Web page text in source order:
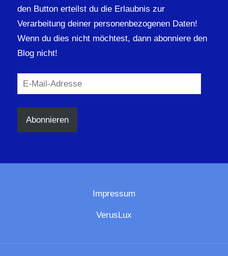
den Button erteilst du die Erlaubnis zur
Verarbeitung deiner personenbezogenen Daten!
Wenn du dies nicht möchtest, dann abonniere den
Blog nicht!
E-
Mail-
Adresse
Abonnieren
Impressum
VerusLux